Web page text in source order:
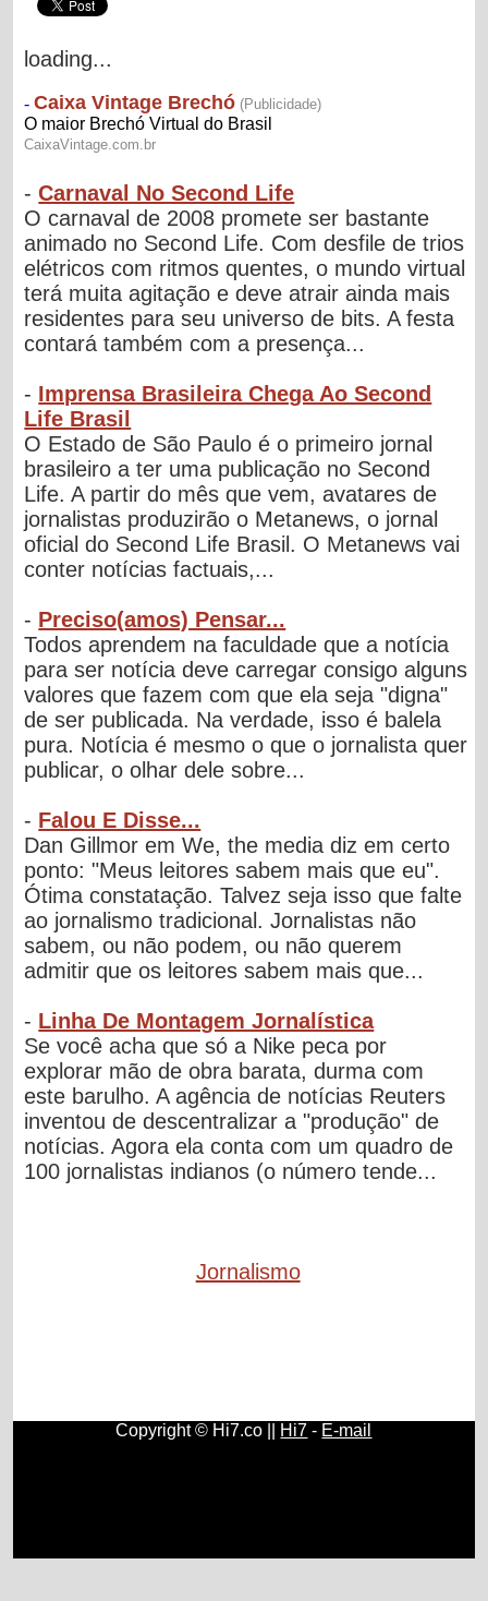
loading...
-Carnaval No Second Life
O carnaval de 2008 promete ser bastante
animado no Second Life. Com desfile de trios
elétricos com ritmos quentes, o mundo virtual
terá muita agitação e deve atrair ainda mais
residentes para seu universo de bits. A festa
contará também com a presença...
- Imprensa Brasileira Chega Ao Second
Life Brasil
O Estado de São Paulo é o primeiro jornal
brasileiro a ter uma publicação no Second
Life. A partir do mês que vem, avatares de
jornalistas produzirão o Metanews, o jornal
oficial do Second Life Brasil. O Metanews vai
conter notícias factuais,...
- Preciso(amos) Pensar...
Todos aprendem na faculdade que a notícia
para ser notícia deve carregar consigo alguns
valores que fazem com que ela seja "digna"
de ser publicada. Na verdade, isso é balela
pura. Notícia é mesmo o que o jornalista quer
publicar, o olhar dele sobre...
- Falou E Disse...
Dan Gillmor em We, the media diz em certo
ponto: "Meus leitores sabem mais que eu".
Ótima constatação. Talvez seja isso que falte
ao jornalismo tradicional. Jornalistas não
sabem, ou não podem, ou não querem
admitir que os leitores sabem mais que...
- Linha De Montagem Jornalística
Se você acha que só a Nike peca por
explorar mão de obra barata, durma com
este barulho. A agência de notícias Reuters
inventou de descentralizar a "produção" de
notícias. Agora ela conta com um quadro de
100 jornalistas indianos (o número tende...
Jornalismo
Copyright © Hi7.co || Hi7 - E-mail